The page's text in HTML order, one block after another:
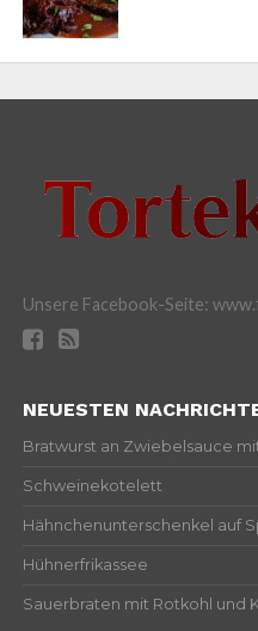
Unsere Facebook-Seite:
NEUESTEN
Bratwurst an Zwiebelsauce
Schweinekotelett
Hähnchenunterschenkel auf
Hühnerfrikassee
Sauerbraten mit Rotkohl und